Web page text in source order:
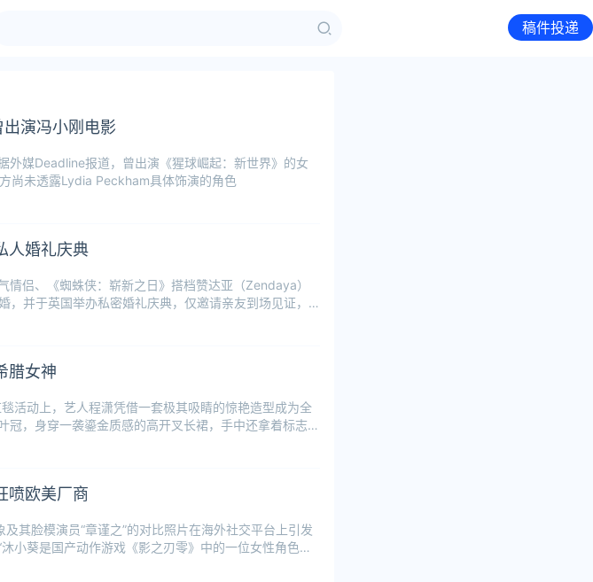
稿件投递
出演冯小刚电影
外媒Deadline报道，曾出演《猩球崛起：新世界》的女
尚未透露Lydia Peckham具体饰演的角色
人婚礼庆典
侣、《蜘蛛侠：崭新之日》搭档赞达亚（Zendaya）
并于英国举办私密婚礼庆典，仅邀请亲友到场见证，
腊女神
活动上，艺人程潇凭借一套极其吸睛的惊艳造型成为全
，身穿一袭鎏金质感的高开叉长裙，手中还拿着标志性
喷欧美厂商
其脸模演员“章谨之”的对比照片在海外社交平台上引发
小葵是国产动作游戏《影之刃零》中的一位女性角色，